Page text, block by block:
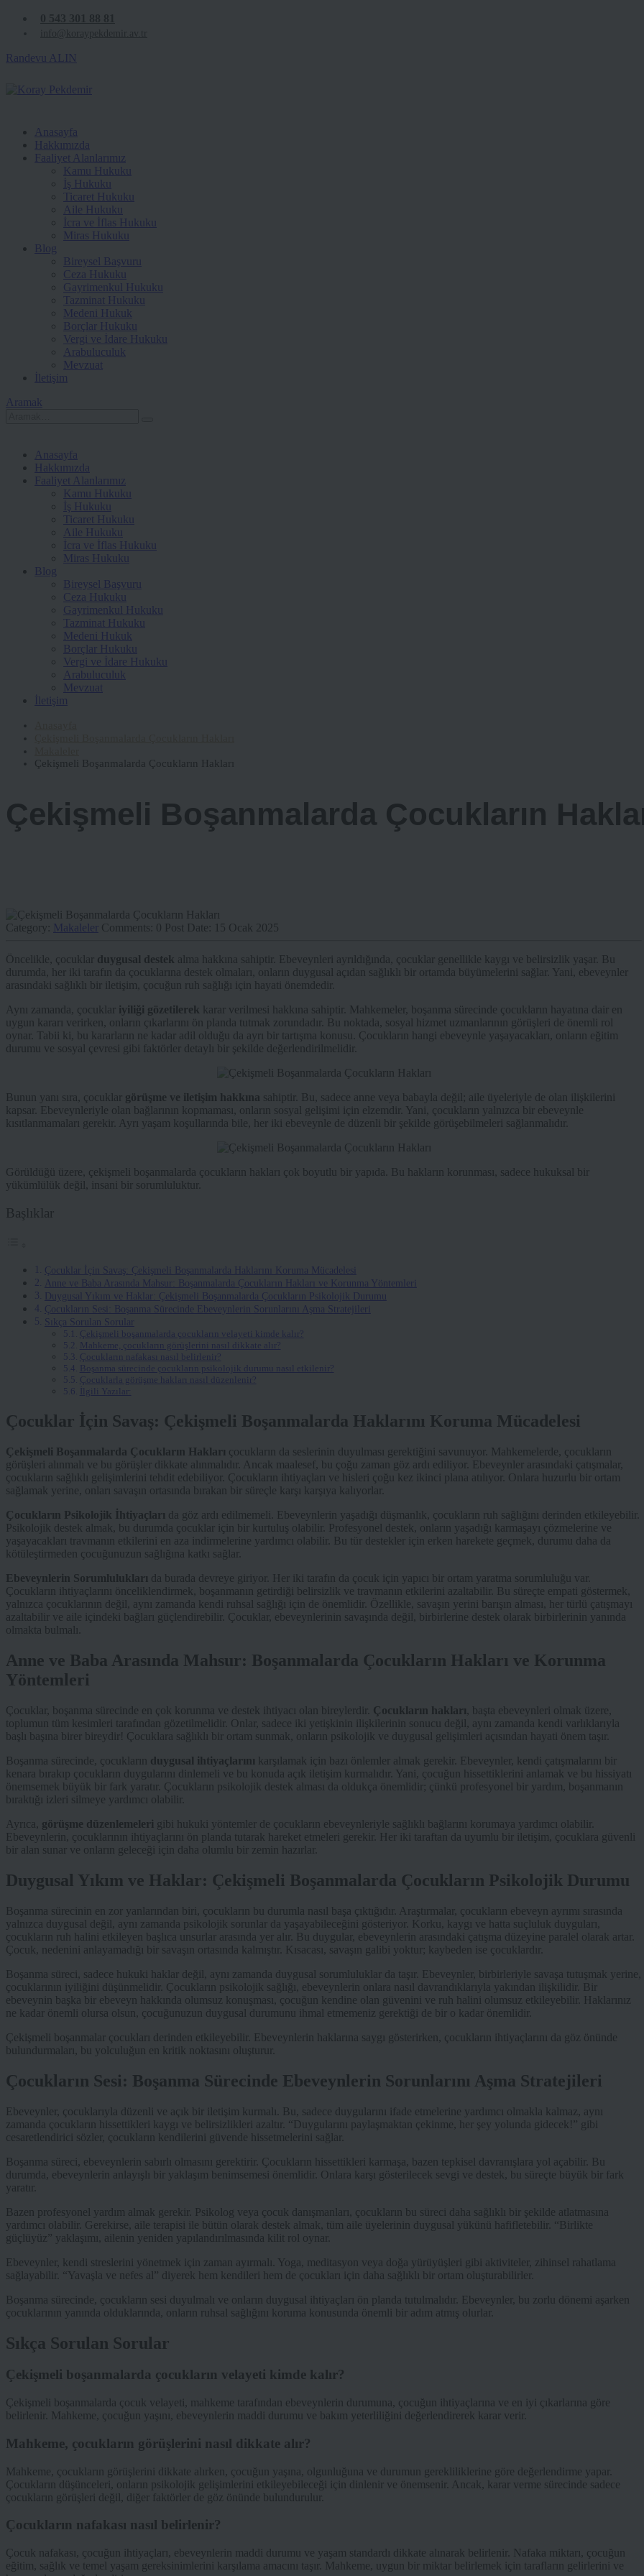
Randevu ALIN
Anasayfa
Hakkımızda
Faaliyet Alanlarımız
Kamu Hukuku
İş Hukuku
Ticaret Hukuku
Aile Hukuku
İcra ve İflas Hukuku
Miras Hukuku
Blog
Bireysel Başvuru
Ceza Hukuku
Gayrimenkul Hukuku
Tazminat Hukuku
Medeni Hukuk
Borçlar Hukuku
Vergi ve İdare Hukuku
Arabuluculuk
Mevzuat
İletişim
Aramak
Anasayfa
Hakkımızda
Faaliyet Alanlarımız
Kamu Hukuku
İş Hukuku
Ticaret Hukuku
Aile Hukuku
İcra ve İflas Hukuku
Miras Hukuku
Blog
Bireysel Başvuru
Ceza Hukuku
Gayrimenkul Hukuku
Tazminat Hukuku
Medeni Hukuk
Borçlar Hukuku
Vergi ve İdare Hukuku
Arabuluculuk
Mevzuat
İletişim
Çekişmeli Boşanmalarda Çocukların Hakları
Çekişmeli Boşanmalarda Çocukların
Category: Makaleler Comments: 0 Post Date: 15 Ocak 2025
Öncelikle, çocuklar duygusal destek alma hakkına sahiptir. Ebeveynleri ayrıldığında, çocuklar genellikle kaygı ve belirsizlik yaşar. Bu
durumda, her iki tarafın da çocuklarına destek olmaları, onların duygusal açıdan sağlıklı bir ortamda büyümelerini sağlar. Yani, ebeveynler
arasındaki sağlıklı bir iletişim, çocuğun ruh sağlığı için hayati önemdedir.
Aynı zamanda, çocuklar iyiliği gözetilerek karar verilmesi hakkına sahiptir. Mahkemeler, boşanma sürecinde çocukların hayatına dair en
uygun kararı verirken, onların çıkarlarını ön planda tutmak zorundadır. Bu noktada, sosyal hizmet uzmanlarının görüşleri de önemli rol
oynar. Tabii ki, bu kararların ne kadar adil olduğu da ayrı bir tartışma konusu. Çocukların hangi ebeveynle yaşayacakları, onların eğitim
durumu ve sosyal çevresi gibi faktörler detaylı bir şekilde değerlendirilmelidir.
Bunun yanı sıra, çocuklar görüşme ve iletişim hakkına sahiptir. Bu, sadece anne veya babayla değil; aile üyeleriyle de olan ilişkilerini
kapsar. Ebeveynleriyle olan bağlarının kopmaması, onların sosyal gelişimi için elzemdir. Yani, çocukların yalnızca bir ebeveynle
kısıtlanmamaları gerekir. Ayrı yaşam koşullarında bile, her iki ebeveynle de düzenli bir şekilde görüşebilmeleri sağlanmalıdır.
Görüldüğü üzere, çekişmeli boşanmalarda çocukların hakları çok boyutlu bir yapıda. Bu hakların korunması, sadece hukuksal bir
yükümlülük değil, insani bir sorumluluktur.
Başlıklar
Çocuklar İçin Savaş: Çekişmeli Boşanmalarda Haklarını Koruma Mücadelesi
Anne ve Baba Arasında Mahsur: Boşanmalarda Çocukların Hakları ve Korunma Yöntemleri
Duygusal Yıkım ve Haklar: Çekişmeli Boşanmalarda Çocukların Psikolojik Durumu
Çocukların Sesi: Boşanma Sürecinde Ebeveynlerin Sorunlarını Aşma Stratejileri
Sıkça Sorulan Sorular
Çekişmeli boşanmalarda çocukların velayeti kimde kalır?
Mahkeme, çocukların görüşlerini nasıl dikkate alır?
Çocukların nafakası nasıl belirlenir?
Boşanma sürecinde çocukların psikolojik durumu nasıl etkilenir?
Çocuklarla görüşme hakları nasıl düzenlenir?
İlgili Yazılar:
Çocuklar İçin Savaş: Çekişmeli Boşanmalarda Haklarını Koruma Mücadelesi
Çekişmeli Boşanmalarda Çocukların Hakları çocukların da seslerinin duyulması gerektiğini savunuyor. Mahkemelerde, çocukların
görüşleri alınmalı ve bu görüşler dikkate alınmalıdır. Ancak maalesef, bu çoğu zaman göz ardı ediliyor. Ebeveynler arasındaki çatışmalar,
çocukların sağlıklı gelişimlerini tehdit edebiliyor. Çocukların ihtiyaçları ve hisleri çoğu kez ikinci plana atılıyor. Onlara huzurlu bir ortam
sağlamak yerine, onları savaşın ortasında bırakan bir süreçle karşı karşıya kalıyorlar.
Çocukların Psikolojik İhtiyaçları da göz ardı edilmemeli. Ebeveynlerin yaşadığı düşmanlık, çocukların ruh sağlığını derinden etkileyebilir.
Psikolojik destek almak, bu durumda çocuklar için bir kurtuluş olabilir. Profesyonel destek, onların yaşadığı karmaşayı çözmelerine ve
yaşayacakları travmanın etkilerini en aza indirmelerine yardımcı olabilir. Bu tür destekler için erken harekete geçmek, durumu daha da
kötüleştirmeden çocuğunuzun sağlığına katkı sağlar.
Ebeveynlerin Sorumlulukları da burada devreye giriyor. Her iki tarafın da çocuk için yapıcı bir ortam yaratma sorumluluğu var.
Çocukların ihtiyaçlarını önceliklendirmek, boşanmanın getirdiği belirsizlik ve travmanın etkilerini azaltabilir. Bu süreçte empati göstermek,
yalnızca çocuklarının değil, aynı zamanda kendi ruhsal sağlığı için de önemlidir. Özellikle, savaşın yerini barışın alması, her türlü çatışmayı
azaltabilir ve aile içindeki bağları güçlendirebilir. Çocuklar, ebeveynlerinin savaşında değil, birbirlerine destek olarak birbirlerinin yanında
olmakta bulmalı.
Anne ve Baba Arasında Mahsur: Boşanmalarda Çocukların Hakları ve Korunma
Yöntemleri
Çocuklar, boşanma sürecinde en çok korunma ve destek ihtiyacı olan bireylerdir. Çocukların hakları , başta ebeveynleri olmak üzere,
toplumun tüm kesimleri tarafından gözetilmelidir. Onlar, sadece iki yetişkinin ilişkilerinin sonucu değil, aynı zamanda kendi varlıklarıyla
başlı başına birer bireydir! Çocuklara sağlıklı bir ortam sunmak, onların psikolojik ve duygusal gelişimleri açısından hayati önem taşır.
Boşanma sürecinde, çocukların duygusal ihtiyaçlarını karşılamak için bazı önlemler almak gerekir. Ebeveynler, kendi çatışmalarını bir
kenara bırakıp çocukların duygularını dinlemeli ve bu konuda açık iletişim kurmalıdır. Yani, çocuğun hissettiklerini anlamak ve bu hissiyatı
önemsemek büyük bir fark yaratır. Çocukların psikolojik destek alması da oldukça önemlidir; çünkü profesyonel bir yardım, boşanmanın
bıraktığı izleri silmeye yardımcı olabilir.
Ayrıca, görüşme düzenlemeleri gibi hukuki yöntemler de çocukların ebeveynleriyle sağlıklı bağlarını korumaya yardımcı olabilir.
Ebeveynlerin, çocuklarının ihtiyaçlarını ön planda tutarak hareket etmeleri gerekir. Her iki taraftan da uyumlu bir iletişim, çocuklara güvenli
bir alan sunar ve onların geleceği için daha olumlu bir zemin hazırlar.
Duygusal Yıkım ve Haklar: Çekişmeli Boşanmalarda Çocukların Psikolojik Durumu
Boşanma sürecinin en zor yanlarından biri, çocukların bu durumla nasıl başa çıktığıdır. Araştırmalar, çocukların ebeveyn ayrımı sırasında
yalnızca duygusal değil, aynı zamanda psikolojik sorunlar da yaşayabileceğini gösteriyor. Korku, kaygı ve hatta suçluluk duyguları,
çocukların ruh halini etkileyen başlıca unsurlar arasında yer alır. Bu duygular, ebeveynlerin arasındaki çatışma düzeyine paralel olarak artar.
Çocuk, nedenini anlayamadığı bir savaşın ortasında kalmıştır. Kısacası, savaşın galibi yoktur; kaybeden ise çocuklardır.
Boşanma süreci, sadece hukuki haklar değil, aynı zamanda duygusal sorumluluklar da taşır. Ebeveynler, birbirleriyle savaşa tutuşmak yerine,
çocuklarının iyiliğini düşünmelidir. Çocukların psikolojik sağlığı, ebeveynlerin onlara nasıl davrandıklarıyla yakından ilişkilidir. Bir
ebeveynin başka bir ebeveyn hakkında olumsuz konuşması, çocuğun kendine olan güvenini ve ruh halini olumsuz etkileyebilir. Haklarınız
ne kadar önemli olursa olsun, çocuğunuzun duygusal durumunu ihmal etmemeniz gerektiği de bir o kadar önemlidir.
Çekişmeli boşanmalar çocukları derinden etkileyebilir. Ebeveynlerin haklarına saygı gösterirken, çocukların ihtiyaçlarını da göz önünde
bulundurmaları, bu yolculuğun en kritik noktasını oluşturur.
Çocukların Sesi: Boşanma Sürecinde Ebeveynlerin Sorunlarını Aşma Stratejileri
Ebeveynler, çocuklarıyla düzenli ve açık bir iletişim kurmalı. Bu, sadece duygularını ifade etmelerine yardımcı olmakla kalmaz, aynı
zamanda çocukların hissettikleri kaygı ve belirsizlikleri azaltır. “Duygularını paylaşmaktan çekinme, her şey yolunda gidecek!” gibi
cesaretlendirici sözler, çocukların kendilerini güvende hissetmelerini sağlar.
Boşanma süreci, ebeveynlerin sabırlı olmasını gerektirir. Çocukların hissettikleri karmaşa, bazen tepkisel davranışlara yol açabilir. Bu
durumda, ebeveynlerin anlayışlı bir yaklaşım benimsemesi önemlidir. Onlara karşı gösterilecek sevgi ve destek, bu süreçte büyük bir fark
yaratır.
Bazen profesyonel yardım almak gerekir. Psikolog veya çocuk danışmanları, çocukların bu süreci daha sağlıklı bir şekilde atlatmasına
yardımcı olabilir. Gerekirse, aile terapisi ile bütün olarak destek almak, tüm aile üyelerinin duygusal yükünü hafifletebilir. “Birlikte
güçlüyüz” yaklaşımı, ailenin yeniden yapılandırılmasında kilit rol oynar.
Ebeveynler, kendi streslerini yönetmek için zaman ayırmalı. Yoga, meditasyon veya doğa yürüyüşleri gibi aktiviteler, zihinsel rahatlama
sağlayabilir. “Yavaşla ve nefes al” diyerek hem kendileri hem de çocukları için daha sağlıklı bir ortam oluşturabilirler.
Boşanma sürecinde, çocukların sesi duyulmalı ve onların duygusal ihtiyaçları ön planda tutulmalıdır. Ebeveynler, bu zorlu dönemi aşarken
çocuklarının yanında olduklarında, onların ruhsal sağlığını koruma konusunda önemli bir adım atmış olurlar.
Sıkça Sorulan Sorular
Çekişmeli boşanmalarda çocukların velayeti kimde kalır?
Çekişmeli boşanmalarda çocuk velayeti, mahkeme tarafından ebeveynlerin durumuna, çocuğun ihtiyaçlarına ve en iyi çıkarlarına göre
belirlenir. Mahkeme, çocuğun yaşını, ebeveynlerin maddi durumu ve bakım yeterliliğini değerlendirerek karar verir.
Mahkeme, çocukların görüşlerini nasıl dikkate alır?
Mahkeme, çocukların görüşlerini dikkate alırken, çocuğun yaşına, olgunluğuna ve durumun gerekliliklerine göre değerlendirme yapar.
Çocukların düşünceleri, onların psikolojik gelişimlerini etkileyebileceği için dinlenir ve önemsenir. Ancak, karar verme sürecinde sadece
çocukların görüşleri değil, diğer faktörler de göz önünde bulundurulur.
Çocukların nafakası nasıl belirlenir?
Çocuk nafakası, çocuğun ihtiyaçları, ebeveynlerin maddi durumu ve yaşam standardı dikkate alınarak belirlenir. Nafaka miktarı, çocuğun
eğitim, sağlık ve temel yaşam gereksinimlerini karşılama amacını taşır. Mahkeme, uygun bir miktar belirlemek için tarafların gelirlerini ve